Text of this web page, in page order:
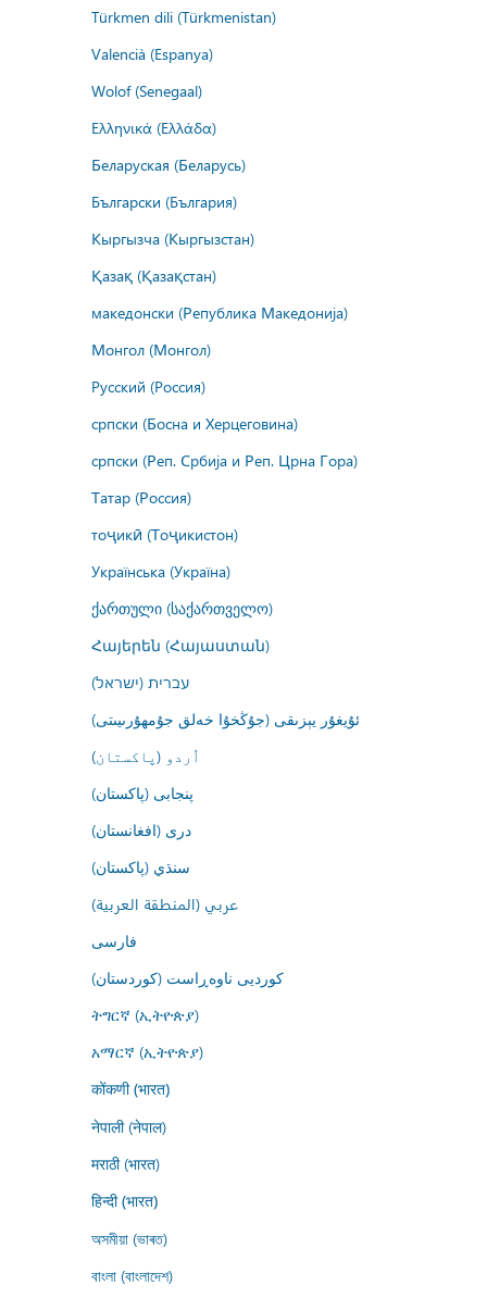
Türkmen dili (Türkmenistan)
Valencià (Espanya)
Wolof (Senegaal)
Ελληνικά (Ελλάδα)
Беларуская (Беларусь)
Български (България)
Кыргызча (Кыргызстан)
Қазақ (Қазақстан)
македонски (Република Македонија)
Монгол (Монгол)
Русский (Россия)
српски (Босна и Херцеговина)
српски (Реп. Србија и Реп. Црна Гора)
Татар (Россия)
тоҷикӣ (Тоҷикистон)
Українська (Україна)
ქართული (საქართველო)
Հայերեն (Հայաստան)
עברית (ישראל)
ئۇيغۇر يېزىقى (جۇڭخۇا خەلق جۇمھۇرىيىتى)
اُردو (پاکستان)
پنجابی (پاکستان)
درى (افغانستان)
سنڌي (پاکستان)
عربي (المنطقة العربية)
فارسى
کوردیی ناوەڕاست (کوردستان)
ትግርኛ (ኢትዮጵያ)
አማርኛ (ኢትዮጵያ)
कोंकणी (भारत)
नेपाली (नेपाल)
मराठी (भारत)
हिन्दी (भारत)
অসমীয়া (ভাৰত)
বাংলা (বাংলাদেশ)